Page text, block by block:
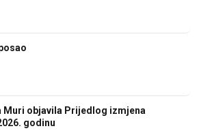
Muri objavila Prijedlog izmjena
godinu